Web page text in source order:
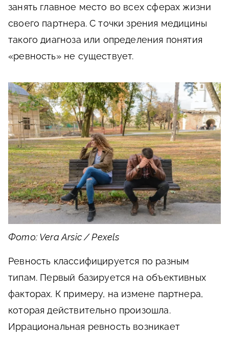
занять главное место во всех сферах жизни
своего партнера. С точки зрения медицины
такого диагноза или определения понятия
«ревность» не существует.
Фото: Vera Arsic / Pexels
Ревность классифицируется по разным
типам. Первый базируется на объективных
факторах. К примеру, на измене партнера,
которая действительно произошла.
Иррациональная ревность возникает